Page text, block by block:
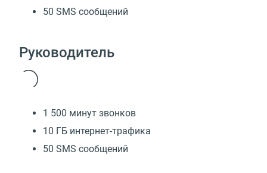
50 SMS сообщений
Руководитель
1 500 минут звонков
10 ГБ интернет-трафика
50 SMS сообщений